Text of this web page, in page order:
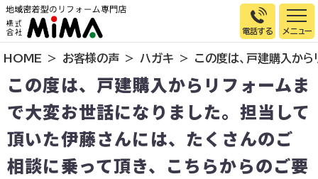
電話する
トップページ
選ばれる理由
施工事例
お客様の声
イベント情報
HOME お客様の声 ハガキ この度は、戸建購入か
この度は、戸建購入からリフォームま
で大変お世話になりました。担当して
頂いた伊藤さんには、たくさんのご
相談に乗って頂き、こちらからのご要